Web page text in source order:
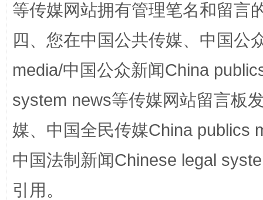
国家大学科技园优化重塑工作
等传媒网站拥有管理笔名和留言
四、您在中国公共传媒、中国公
media/中国公众新闻China
system news等传媒网站留言板
媒、中国全民传媒China publics
中国法制新闻Chinese legal
引用。